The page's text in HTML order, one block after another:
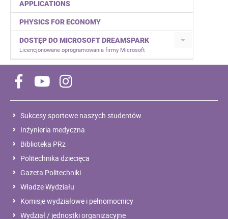
APPLICATIONS
PHYSICS FOR ECONOMY
DOSTĘP DO MICROSOFT DREAMSPARK
Licencjonowane oprogramowania firmy Microsoft
Sukcesy sportowe naszych studentów
Inżynieria medyczna
Biblioteka PRz
Politechnika dziecięca
Gazeta Politechniki
Władze Wydziału
Komisje wydziałowe i pełnomocnicy
Wydział / jednostki organizacyjne